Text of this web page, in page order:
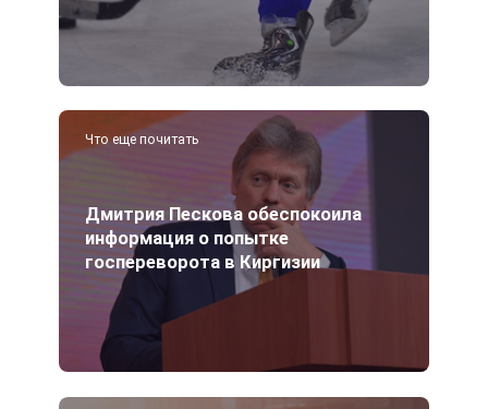
Что еще почитать
Дмитрия Пескова обеспокоила
информация о попытке
госпереворота в Киргизии